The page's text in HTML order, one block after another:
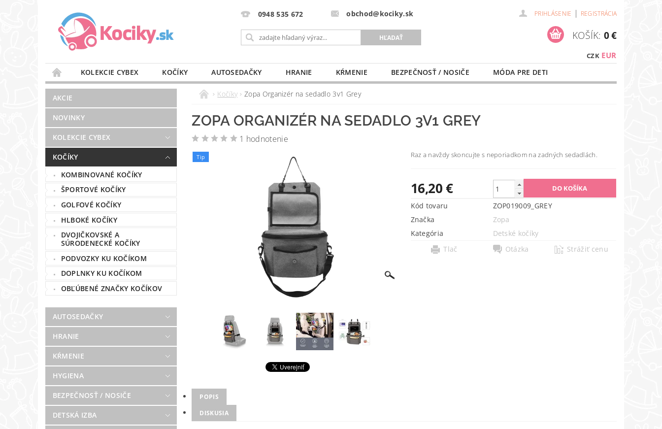
0948 535 672 obchod@kociky.sk PRIHLÁSENIE | REGISTRÁCIA
CZK EUR
KOŠÍK: 0 €
KOLEKCIE CYBEX KOČÍKY AUTOSEDAČKY HRANIE KŔMENIE BEZPEČNOSŤ / NOSIČE
MÓDA PRE DETI
STAROSTLIVOSŤ O VZDUCH
VÝBAVA DO PÔRODNICE MLIEKO A VÝŽIVA
BLOG
PREDAJŇA KONTAKT
AKCIE
NOVINKY
KOLEKCIE CYBEX
KOČÍKY
KOMBINOVANÉ KOČÍKY
ŠPORTOVÉ KOČÍKY
GOLFOVÉ KOČÍKY
HLBOKÉ KOČÍKY
DVOJIČKOVSKÉ A
SÚRODENECKÉ KOČÍKY
PODVOZKY KU KOČÍKOM
DOPLNKY KU KOČÍKOM
OBĽÚBENÉ ZNAČKY KOČÍKOV
AUTOSEDAČKY
HRANIE
KŔMENIE
HYGIENA
BEZPEČNOSŤ / NOSIČE
DETSKÁ IZBA
Kočíky Zopa Organizér na sedadlo 3v1 Grey
ZOPA ORGANIZÉR NA SEDADLO 3V1 GREY
1 hodnotenie
Tip Raz a navždy skoncujte s neporiadkom na zadných sedadlách.
16,20 €
Kód tovaru
ZOP019009_GREY
Značka
Zopa
Kategória
Detské kočíky
Tlač
Otázka Strážiť cenu
POPIS
DISKUSIA